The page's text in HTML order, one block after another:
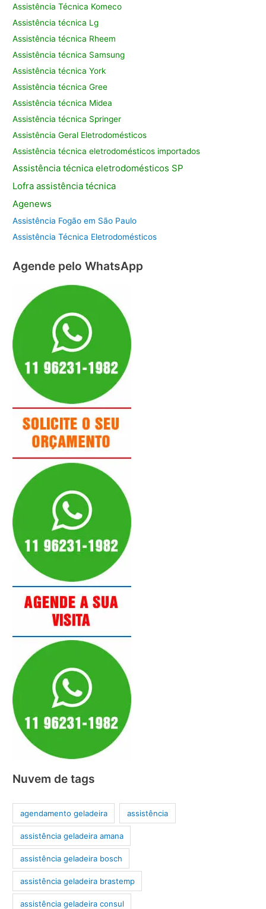
Assistência Técnica Komeco
Assistência técnica Lg
Assistência técnica Rheem
Assistência técnica Samsung
Assistência técnica York
Assistência técnica Gree
Assistência técnica Midea
Assistência técnica Springer
Assistência Geral Eletrodomésticos
Assistência técnica eletrodomésticos importados
Assistência técnica eletrodomésticos SP
Lofra assistênciatécnica
Agenews
Assistência Fogão em São Paulo
Assistência Técnica Eletrodomésticos
Agende pelo WhatsApp
Nuvem de tags
agendamento geladeira assistência
assistência geladeira amana
assistência geladeira bosch
assistência geladeira brastemp
assistência geladeira consul